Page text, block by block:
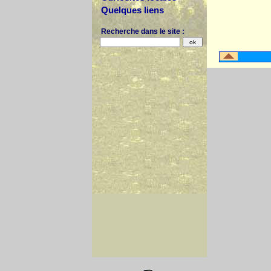
Quelques liens
Recherche dans le site :